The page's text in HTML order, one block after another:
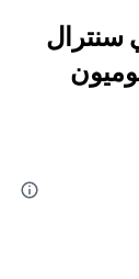
سنترال